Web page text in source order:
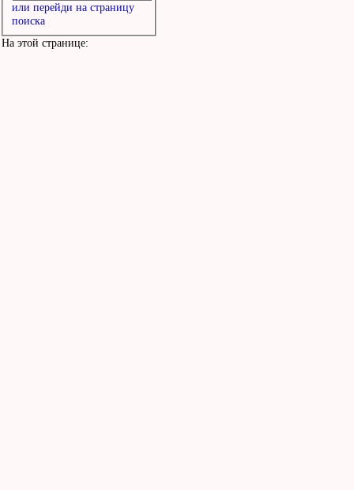
или перейди на страницу
поиска
На этой странице: